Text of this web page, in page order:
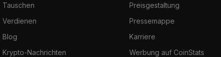
Tauschen
Verdienen
Blog
Krypto-Nachrichten
Preisgestaltung
Pressemappe
Karriere
Werbung auf CoinStats